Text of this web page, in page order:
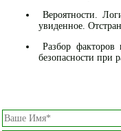
Вероятности.
увиденное.
Разбор факторов
безопасности при